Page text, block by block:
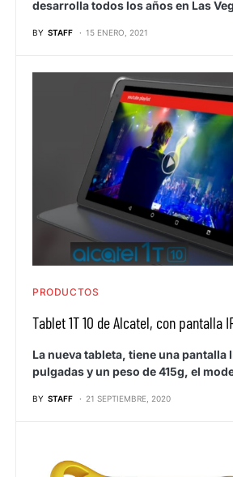
desarrolla todos los años en Las
BY STAFF 15 ENERO, 2021
PRODUCTOS
Tablet 1T 10 de Alcatel, con pantalla
La nueva tableta, tiene una pantalla
pulgadas y un peso de 415g, el
BY STAFF 21 SEPTIEMBRE, 2020